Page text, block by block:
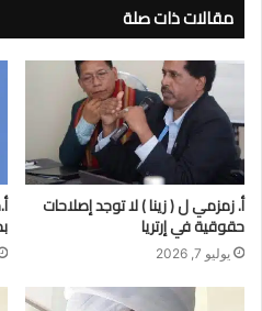
مقالات ذات صلة
أ. زمزمي ل ( زينا ) لا توجد إصلاحات
حقوقية في إرتريا
يوليو 7, 2026